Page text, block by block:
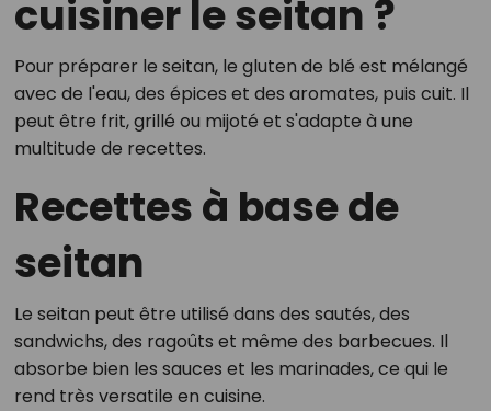
cuisiner le seitan ?
Pour préparer le seitan, le gluten de blé est mélangé
avec de l'eau, des épices et des aromates, puis cuit. Il
peut être frit, grillé ou mijoté et s'adapte à une
multitude de recettes.
Recettes à base de
seitan
Le seitan peut être utilisé dans des sautés, des
sandwichs, des ragoûts et même des barbecues. Il
absorbe bien les sauces et les marinades, ce qui le
rend très versatile en cuisine.